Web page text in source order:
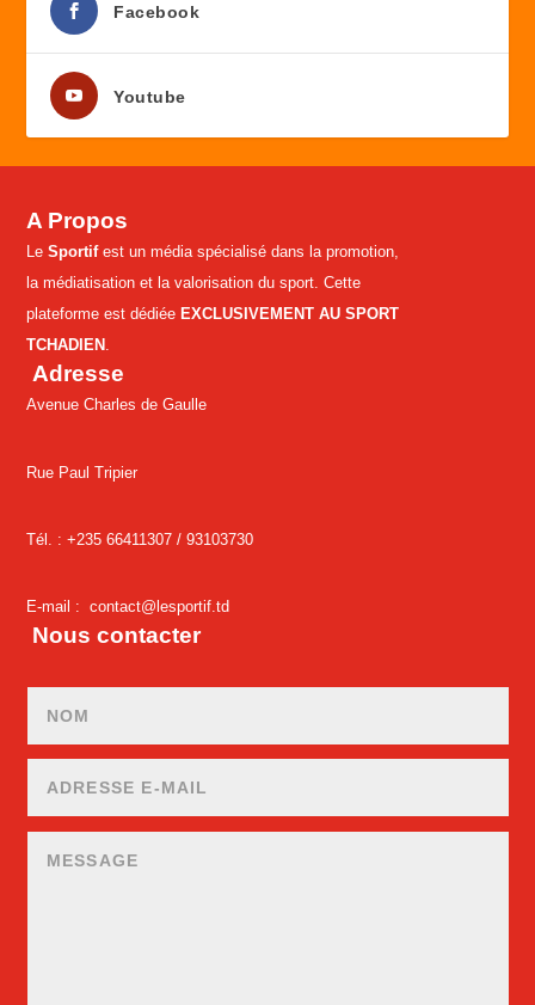
Facebook
Youtube
A Propos
LeSportifest un média spécialisé dans la promotion,
la médiatisation et la valorisation du sport. Cette
plateforme est dédiée EXCLUSIVEMENT AU SPORT
TCHADIEN .
Adresse
Avenue Charles de Gaulle
Rue Paul Tripier
Tél. : +235 66411307 /93103730
E-mail :contact@lesportif.td
Nous contacter